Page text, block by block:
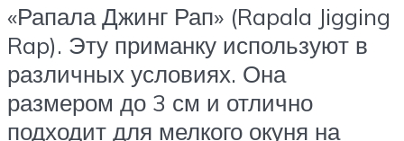
«Рапала Джинг Рап» (Rapala Jigging
Rap). Эту приманку используют в
различных условиях. Она
размером до 3 см и отлично
подходит для мелкого окуня на